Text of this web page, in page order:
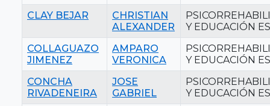
CLAY BEJAR
CHRISTIAN
ALEXANDER
Y EDUCACIÓN
COLLAGUAZO
JIMENEZ
AMPARO
VERONICA
Y EDUCACIÓN
CONCHA
RIVADENEIRA
JOSE
GABRIEL
Y EDUCACIÓN